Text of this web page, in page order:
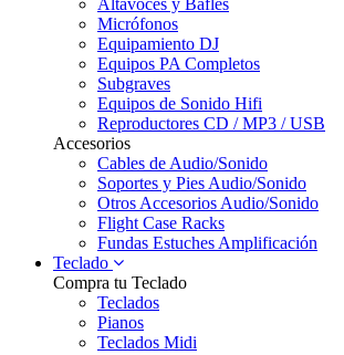
Altavoces y Bafles
Micrófonos
Equipamiento DJ
Equipos PA Completos
Subgraves
Equipos de Sonido Hifi
Reproductores CD / MP3 / USB
Accesorios
Cables de Audio/Sonido
Soportes y Pies Audio/Sonido
Otros Accesorios Audio/Sonido
Flight Case Racks
Fundas Estuches Amplificación
Teclado
Compra tu Teclado
Teclados
Pianos
Teclados Midi